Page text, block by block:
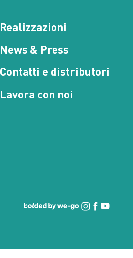
Realizzazioni
News & Press
Contatti e distributori
Lavora con noi